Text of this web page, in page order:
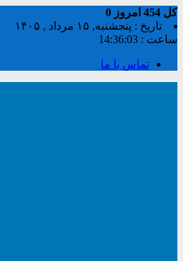
کل امروز 0
تاریخ : پنجشنبه, ۱۵ مرداد , ۱۴۰۵
ساعت : 14:36:04
تماس با ما